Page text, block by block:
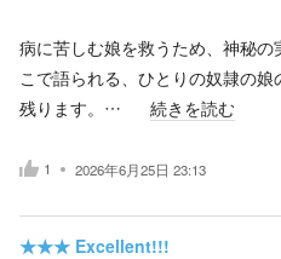
病に苦しむ娘を救うため、神秘
こで語られる、ひとりの奴隷の
残ります。…
続きを読む
1 2026年6月25日 23:13
★★★ Excellent!!!